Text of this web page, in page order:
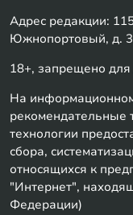
Адрес редакции:
Южнопортовый, д.
18+, запрещено для
На
рекомендательные
технологии
сбора,
относящихся к
"Интернет",
Федерации)